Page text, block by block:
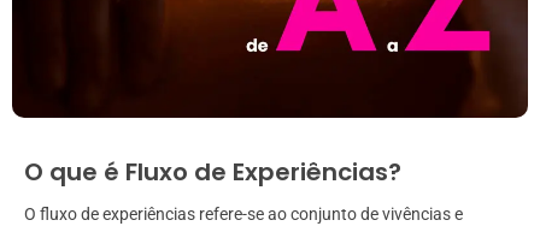
O que é Fluxo de Experiências?
O fluxo de experiências refere-se ao conjunto de vivências e